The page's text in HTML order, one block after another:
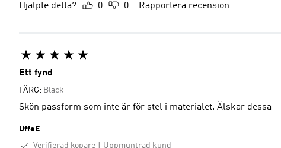
Hjälpte detta? 0 0 Rapportera recension
Ett fynd
FÄRG: Black
Skön passform som inte är för stel i materialet. Älskar dessa
UffeE
Verifierad köpare
Uppmuntrad kund